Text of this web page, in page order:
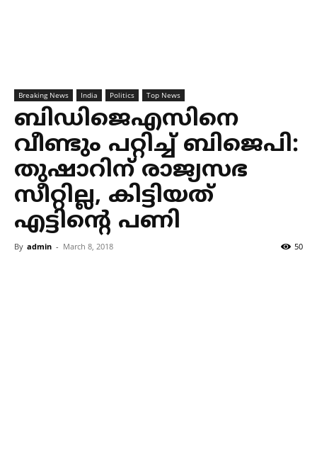
Breaking News India Politics Top News
ബിഡിജെഎസിനെ
വീണ്ടും പറ്റിച്ച് ബിജെപി:
തുഷാറിന് രാജ്യസഭ
സീറ്റില്ല, കിട്ടിയത്
എട്ടിന്റെ പണി
By admin - March 8, 2018 50